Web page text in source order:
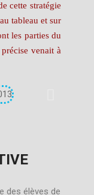
cette stratégie
tableau et sur
les parties du
venait à
des élèves de